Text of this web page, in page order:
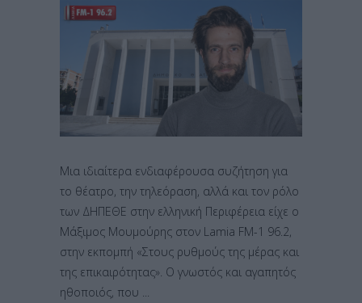
Μια ιδιαίτερα ενδιαφέρουσα συζήτηση για
το θέατρο, την τηλεόραση, αλλά και τον ρόλο
των ΔΗΠΕΘΕ στην ελληνική Περιφέρεια είχε ο
Μάξιμος Μουμούρης στον Lamia FM-1 96.2,
στην εκπομπή «Στους ρυθμούς της μέρας και
της επικαιρότητας». Ο γνωστός και αγαπητός
ηθοποιός, που